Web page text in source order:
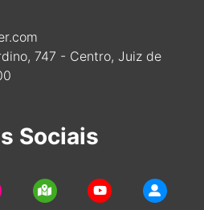
747 - Centro, Juiz de
Sociais